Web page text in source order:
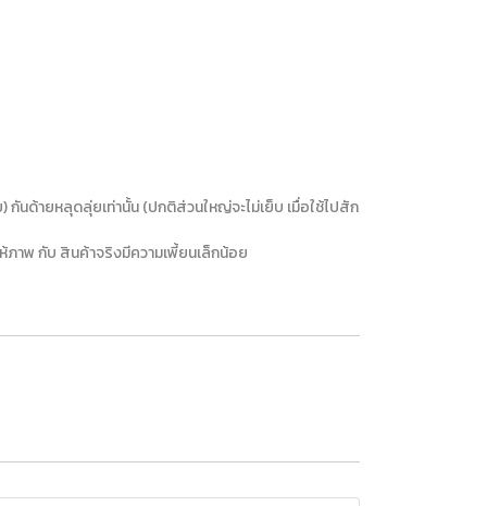
นด้ายหลุดลุ่ยเท่านั้น (ปกติส่วนใหญ่จะไม่เย็บ เมื่อใช้ไปสัก
าพ กับ สินค้าจริงมีความเพี้ยนเล็กน้อย